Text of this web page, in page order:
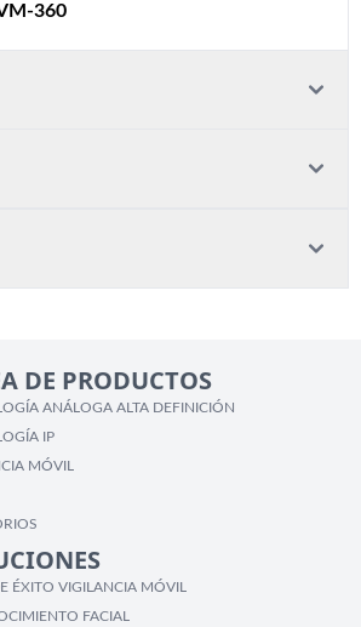
360
DE PRODUCTOS
ANÁLOGA ALTA DEFINICIÓN
IP
MÓVIL
ÉXITO VIGILANCIA MÓVIL
FACIAL